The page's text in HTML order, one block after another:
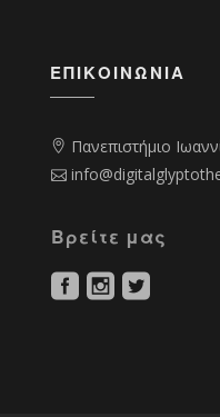
ΕΠΙΚΟΙΝΩΝΊΑ
Πανεπιστήμιο
Βρείτε μας